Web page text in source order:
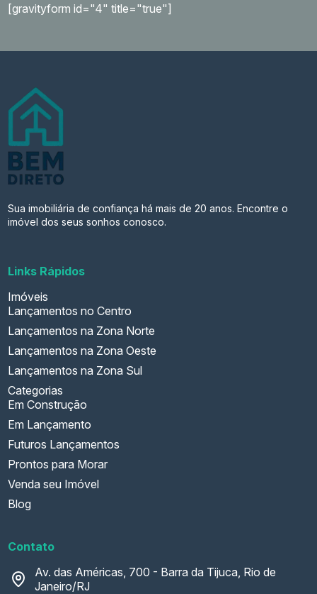
[gravityform id="4" title="true"]
Sua imobiliária de confiança há mais de 20 anos. Encontre o
imóvel dos seus sonhos conosco.
Links Rápidos
Imóveis
Lançamentos no Centro
Lançamentos na Zona Norte
Lançamentos na Zona Oeste
Lançamentos na Zona Sul
Categorias
Em Construção
Em Lançamento
Futuros Lançamentos
Prontos para Morar
Venda seu Imóvel
Blog
Contato
Av. das Américas, 700 - Barra da Tijuca, Rio de
Janeiro/RJ